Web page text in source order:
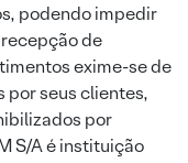
podendo impedir
de
exime-se de
por seus clientes,
por
S/A é instituição